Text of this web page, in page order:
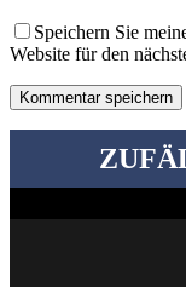
Speichern Sie
Website für den